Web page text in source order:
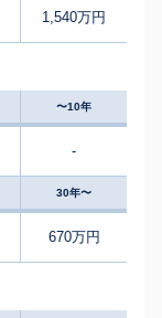
1,540万円
〜10年
-
30年〜
670万円